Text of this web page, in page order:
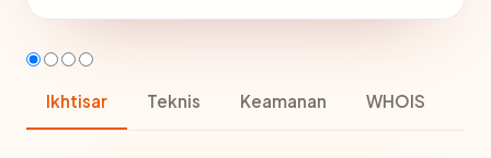
Ikhtisar Teknis Keamanan WHOIS